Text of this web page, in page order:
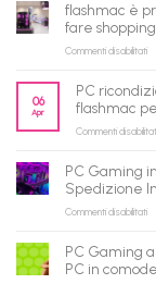
flashmac è
fare
Commenti disabilitatisu
gli
AI:
il
tuo
06
Apr
PC
flashmac
Commenti
PC Gaming
Spedizione
Commenti disabilitatisu
in
PC Gaming
PC in